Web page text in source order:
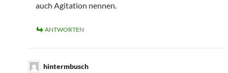
auch Agitation nennen.
ANTWORTEN
hintermbusch